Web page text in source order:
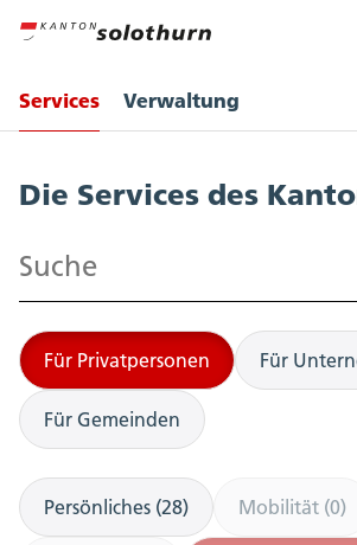
Services Verwaltung
Die Services des
Suchen
Für Privatpersonen Für
Für Gemeinden
Persönliches (28) Mobilität (0)